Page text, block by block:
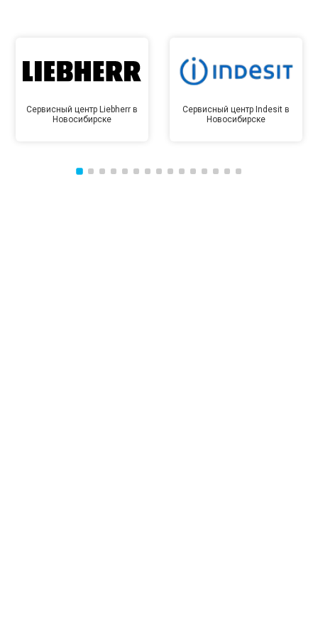
Сервисный центр Liebherr в
Новосибирске
Сервисный центр Indesit в
Новосибирске